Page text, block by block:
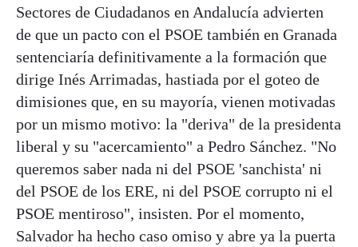
Sectores de Ciudadanos en Andalucía advierten
de que un pacto con el PSOE también en Granada
sentenciaría definitivamente a la formación que
dirige Inés Arrimadas, hastiada por el goteo de
dimisiones que, en su mayoría, vienen motivadas
por un mismo motivo: la "deriva" de la presidenta
liberal y su "acercamiento" a Pedro Sánchez. "No
queremos saber nada ni del PSOE 'sanchista' ni
del PSOE de los ERE, ni del PSOE corrupto ni el
PSOE mentiroso", insisten. Por el momento,
Salvador ha hecho caso omiso y abre ya la puerta